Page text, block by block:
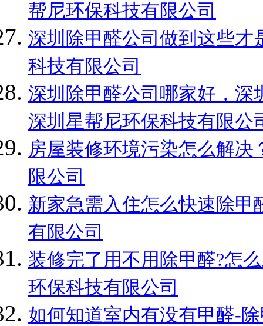
帮尼环保科技有限公司
深圳除甲醛公司做到这些才
科技有限公司
深圳除甲醛公司哪家好，深
深圳星帮尼环保科技有限公
房屋装修环境污染怎么解
限公司
新家急需入住怎么快速除甲
有限公司
装修完了用不用除甲醛?怎
环保科技有限公司
如何知道室内有没有甲醛-